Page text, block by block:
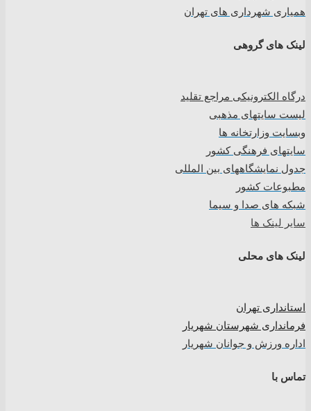
همیاری شهرداری های تهران
لینک های گروهی
درگاه الکترونیکی مراجع تقلید
لیست سایتهای مذهبی
وبسایت وزارتخانه ها
سایتهای فرهنگی کشور
جدول نمایشگاههای بین المللی
مطبوعات کشور
شبکه های صدا و سیما
سایر لینک ها
لینک های محلی
استانداری تهران
فرمانداری شهرستان شهریار
اداره ورزش و جوانان شهریار
تماس با